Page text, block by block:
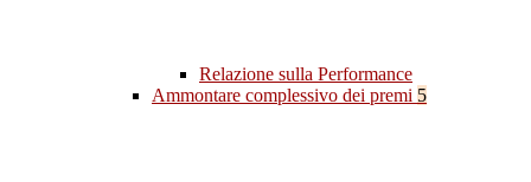
Relazione sulla Performance
Ammontare complessivo dei premi 5